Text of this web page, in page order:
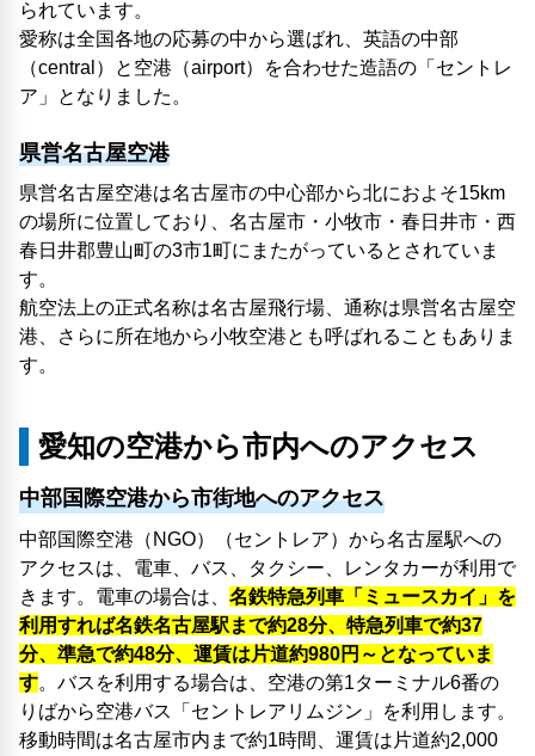
られています。
愛称は全国各地の応募の中から選ばれ、英語の中部
（central）と空港（airport）を合わせた造語の「セントレ
ア」となりました。
県営名古屋空港
県営名古屋空港は名古屋市の中心部から北におよそ15km
の場所に位置しており、名古屋市・小牧市・春日井市・西
春日井郡豊山町の3市1町にまたがっているとされていま
す。
航空法上の正式名称は名古屋飛行場、通称は県営名古屋空
港、さらに所在地から小牧空港とも呼ばれることもありま
す。
愛知の空港から市内へのアクセス
中部国際空港から市街地へのアクセス
中部国際空港（NGO）（セントレア）から名古屋駅への
アクセスは、電車、バス、タクシー、レンタカーが利用で
きます。電車の場合は、 名鉄特急列車「ミュースカイ」を
利用すれば名鉄名古屋駅まで約28分、特急列車で約37
分、準急で約48分、運賃は片道約980円～となっていま
す。バスを利用する場合は、空港の第1ターミナル6番の
りばから空港バス「セントレアリムジン」を利用します。
移動時間は名古屋市内まで約1時間、運賃は片道約2,000